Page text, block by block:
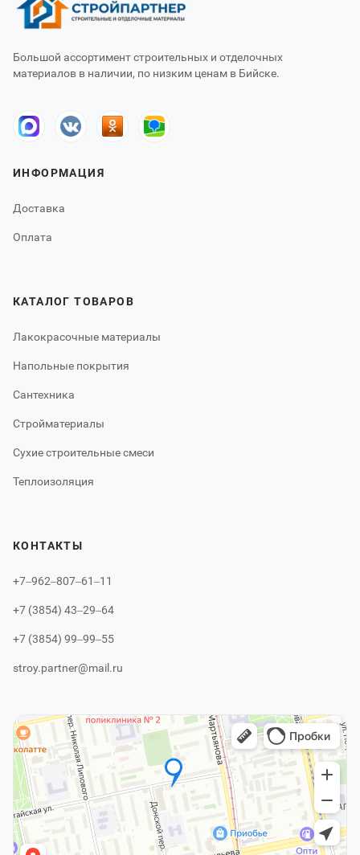
Большой ассортимент строительных и отделочных
материалов в наличии, по низким ценам в Бийске.
ИНФОРМАЦИЯ
Доставка
Оплата
КАТАЛОГ ТОВАРОВ
Лакокрасочные материалы
Напольные покрытия
Сантехника
Стройматериалы
Сухие строительные смеси
Теплоизоляция
КОНТАКТЫ
+7‒962‒807‒61‒11
+7 (3854) 43‒29‒64
+7 (3854) 99‒99‒55
stroy.partner@mail.ru